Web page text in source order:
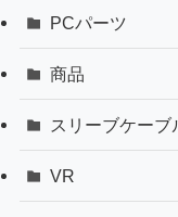
PCパーツ
商品
スリーブケーブ
VR